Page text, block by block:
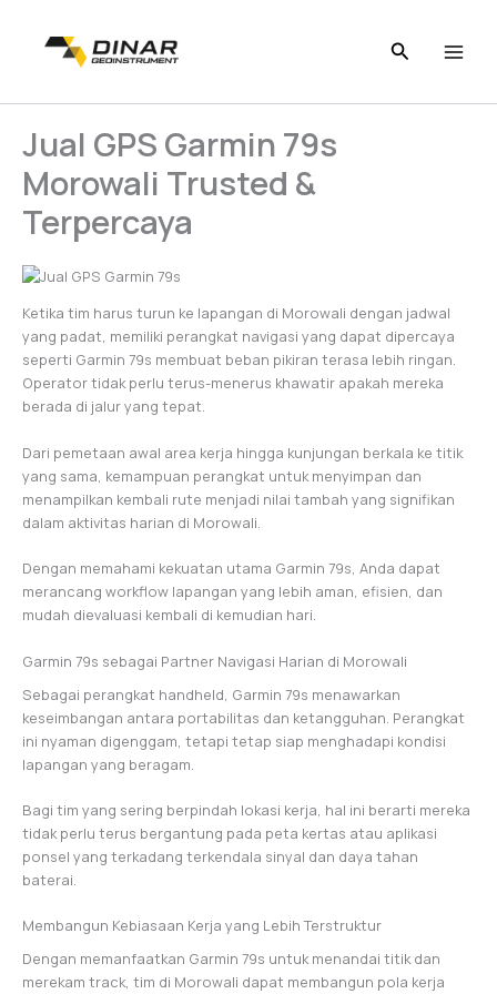
Jual GPS Garmin 79s
Morowali Trusted &
Terpercaya
Ketika tim harus turun ke lapangan di Morowali dengan jadwal
yang padat, memiliki perangkat navigasi yang dapat dipercaya
seperti Garmin 79s membuat beban pikiran terasa lebih ringan.
Operator tidak perlu terus-menerus khawatir apakah mereka
berada di jalur yang tepat.
Dari pemetaan awal area kerja hingga kunjungan berkala ke titik
yang sama, kemampuan perangkat untuk menyimpan dan
menampilkan kembali rute menjadi nilai tambah yang signifikan
dalam aktivitas harian di Morowali.
Dengan memahami kekuatan utama Garmin 79s, Anda dapat
merancang workflow lapangan yang lebih aman, efisien, dan
mudah dievaluasi kembali di kemudian hari.
Garmin 79s sebagai Partner Navigasi Harian di Morowali
Sebagai perangkat handheld, Garmin 79s menawarkan
keseimbangan antara portabilitas dan ketangguhan. Perangkat
ini nyaman digenggam, tetapi tetap siap menghadapi kondisi
lapangan yang beragam.
Bagi tim yang sering berpindah lokasi kerja, hal ini berarti mereka
tidak perlu terus bergantung pada peta kertas atau aplikasi
ponsel yang terkadang terkendala sinyal dan daya tahan
baterai.
Membangun Kebiasaan Kerja yang Lebih Terstruktur
Dengan memanfaatkan Garmin 79s untuk menandai titik dan
merekam track, tim di Morowali dapat membangun pola kerja